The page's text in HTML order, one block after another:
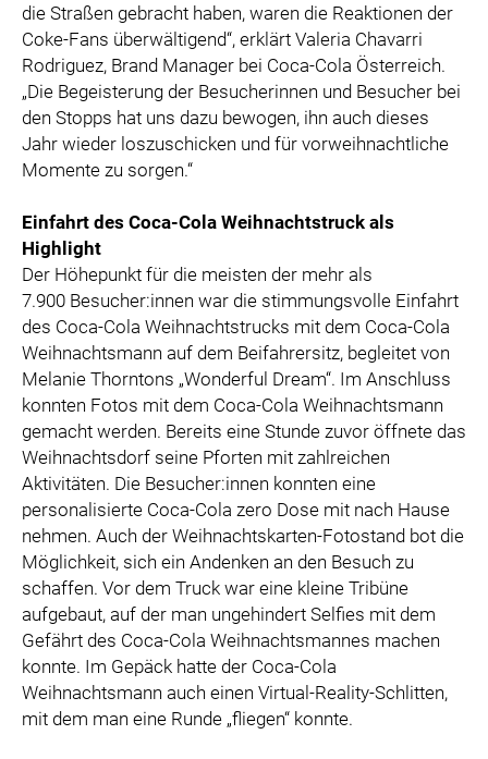
die Straßen gebracht haben, waren die Reaktionen der
Coke-Fans überwältigend“, erklärt Valeria Chavarri
Rodriguez, Brand Manager bei Coca-Cola Österreich.
„Die Begeisterung der Besucherinnen und Besucher bei
den Stopps hat uns dazu bewogen, ihn auch dieses
Jahr wieder loszuschicken und für vorweihnachtliche
Momente zu sorgen.“
Einfahrt des Coca-Cola Weihnachtstruck als
Highlight
Der Höhepunkt für die meisten der mehr als
7.900 Besucher:innen war die stimmungsvolle Einfahrt
des Coca-Cola Weihnachtstrucks mit dem Coca-Cola
Weihnachtsmann auf dem Beifahrersitz, begleitet von
Melanie Thorntons „Wonderful Dream“. Im Anschluss
konnten Fotos mit dem Coca-Cola Weihnachtsmann
gemacht werden. Bereits eine Stunde zuvor öffnete das
Weihnachtsdorf seine Pforten mit zahlreichen
Aktivitäten. Die Besucher:innen konnten eine
personalisierte Coca-Cola zero Dose mit nach Hause
nehmen. Auch der Weihnachtskarten-Fotostand bot die
Möglichkeit, sich ein Andenken an den Besuch zu
schaffen. Vor dem Truck war eine kleine Tribüne
aufgebaut, auf der man ungehindert Selfies mit dem
Gefährt des Coca-Cola Weihnachtsmannes machen
konnte. Im Gepäck hatte der Coca-Cola
Weihnachtsmann auch einen Virtual-Reality-Schlitten,
mit dem man eine Runde „fliegen“ konnte.